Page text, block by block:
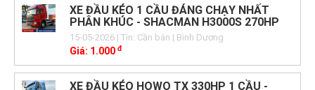
XE ĐẦU KÉO 1 CẦU ĐÁNG CHẠY NHẤT
PHÂN KHÚC - SHACMAN H3000S 270HP
15-05-2026| Tin: Cần bán | Bình Dương
Giá: 1.000 đ
XE ĐẦU KÉO HOWO TX 330HP 1 CẦU -